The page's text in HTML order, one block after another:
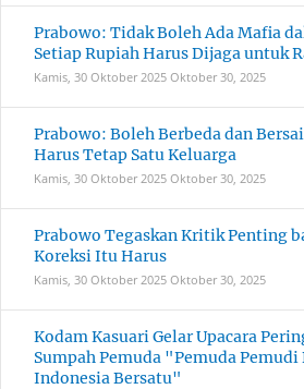
Prabowo: Tidak Boleh Ada Mafia
Setiap Rupiah Harus Dijaga untuk
Kamis, 30 Oktober 2025 Oktober 30, 2025
Prabowo: Boleh Berbeda dan
Harus Tetap Satu Keluarga
Kamis, 30 Oktober 2025 Oktober 30, 2025
Prabowo Tegaskan Kritik Penting
Koreksi Itu Harus
Kamis, 30 Oktober 2025 Oktober 30, 2025
Kodam Kasuari Gelar Upacara
Sumpah Pemuda "Pemuda Pemudi
Indonesia Bersatu"